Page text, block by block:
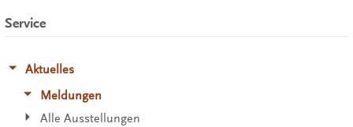
Service
Aktuelles
Meldungen
Alle Ausstellungen